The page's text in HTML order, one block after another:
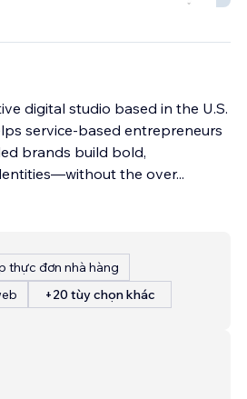
digital studio based in the U.S.
service-based entrepreneurs
brands build bold,
the over...
thực đơn nhà hàng
+20 tùy chọn khác